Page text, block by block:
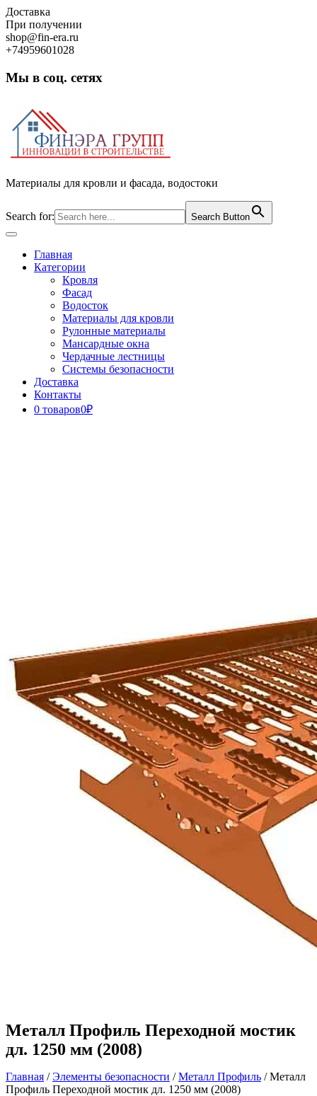
Skip
to
content
Доставка
При получении
shop@fin-era.ru
+74959601028
Мы в соц. сетях
Материалы для кровли и фасада, водостоки
Search for: Search Button
Open
ButtonГлавная
Категории
Кровля
Фасад
Водосток
Материалы для кровли
Рулонные материалы
Мансардные окна
Чердачные лестницы
Системы безопасности
Доставка
Контакты
0 товаров0₽
Металл Профиль Переходной мостик
дл. 1250 мм (2008)
Главная /Элементы безопасности /Металл Профиль / Металл
Профиль Переходной мостик дл. 1250 мм (2008)